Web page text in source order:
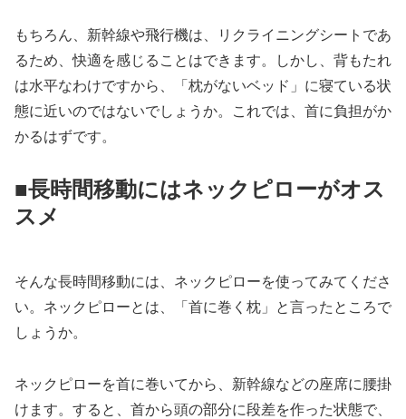
もちろん、新幹線や飛行機は、リクライニングシートであ
るため、快適を感じることはできます。しかし、背もたれ
は水平なわけですから、「枕がないベッド」に寝ている状
態に近いのではないでしょうか。これでは、首に負担がか
かるはずです。
■長時間移動にはネックピローがオス
スメ
そんな長時間移動には、ネックピローを使ってみてくださ
い。ネックピローとは、「首に巻く枕」と言ったところで
しょうか。
ネックピローを首に巻いてから、新幹線などの座席に腰掛
けます。すると、首から頭の部分に段差を作った状態で、